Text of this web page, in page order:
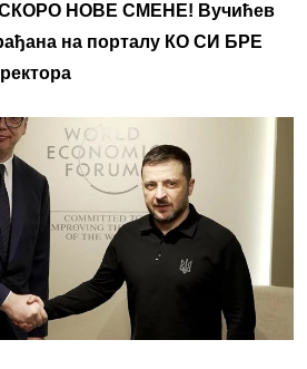
НОВЕ СМЕНЕ! Вучићев
на порталу КО СИ БРЕ